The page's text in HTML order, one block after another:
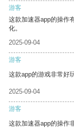
游客
这款加速器app的操作
化。
2025-09-04
游客
这款app的游戏非常好
2025-09-04
游客
这款加速器app的操作